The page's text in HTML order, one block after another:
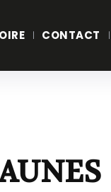
CONTACT